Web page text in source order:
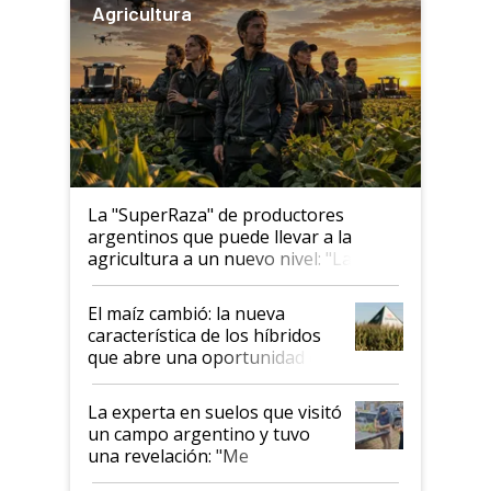
Agricultura
La "SuperRaza" de productores
argentinos que puede llevar a la
agricultura a un nuevo nivel: "Las
posibilidades de crecimiento son
infinitas"
El maíz cambió: la nueva
característica de los híbridos
que abre una oportunidad en
el lote
La experta en suelos que visitó
un campo argentino y tuvo
una revelación: "Me
impresionó mucho"